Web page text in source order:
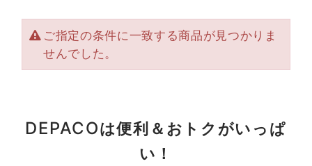
ご指定の条件に一致する商品が見つかりま
せんでした。
DEPACOは便利＆おトクがいっぱ
い！